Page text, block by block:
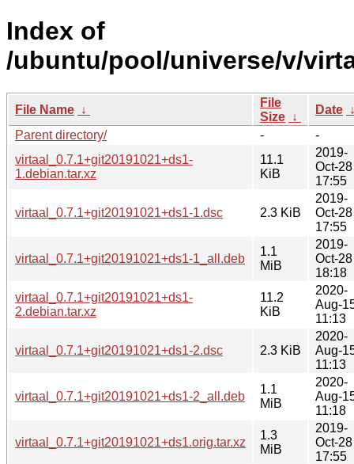
Index of
/ubuntu/pool/universe/v/
File Name ↓
File
Size ↓
Date
Parent directory/
-
-
virtaal_0.7.1+git20191021+ds1-
1.debian.tar.xz
11.1
KiB
2019-
Oct-28
17:55
virtaal_0.7.1+git20191021+ds1-1.dsc 2.3 KiB
2019-
Oct-28
17:55
virtaal_0.7.1+git20191021+ds1-1_all.deb
1.1
MiB
2019-
Oct-28
18:18
virtaal_0.7.1+git20191021+ds1-
2.debian.tar.xz
11.2
KiB
2020-
Aug-
11:13
virtaal_0.7.1+git20191021+ds1-2.dsc 2.3 KiB
2020-
Aug-
11:13
virtaal_0.7.1+git20191021+ds1-2_all.deb
1.1
MiB
2020-
Aug-
11:18
virtaal_0.7.1+git20191021+ds1.orig.tar.xz
1.3
MiB
2019-
Oct-28
17:55